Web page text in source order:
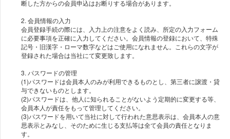
断した方からの会員申込はお断りする場合があります。
2. 会員情報の入力
会員登録手続の際には、入力上の注意をよく読み、所定の入力フォーム
に必要事項を正確に入力してください。会員情報の登録において、特殊
記号・旧漢字・ローマ数字などはご使用になれません。これらの文字が
登録された場合は当社にて変更致します。
3. パスワードの管理
(1)パスワードは会員本人のみが利用できるものとし、第三者に譲渡・貸
与できないものとします。
(2)パスワードは、他人に知られることがないよう定期的に変更する等、
会員本人が責任をもって管理してください。
(3)パスワードを用いて当社に対して行われた意思表示は、会員本人の意
思表示とみなし、そのために生じる支払等は全て会員の責任となりま
す。